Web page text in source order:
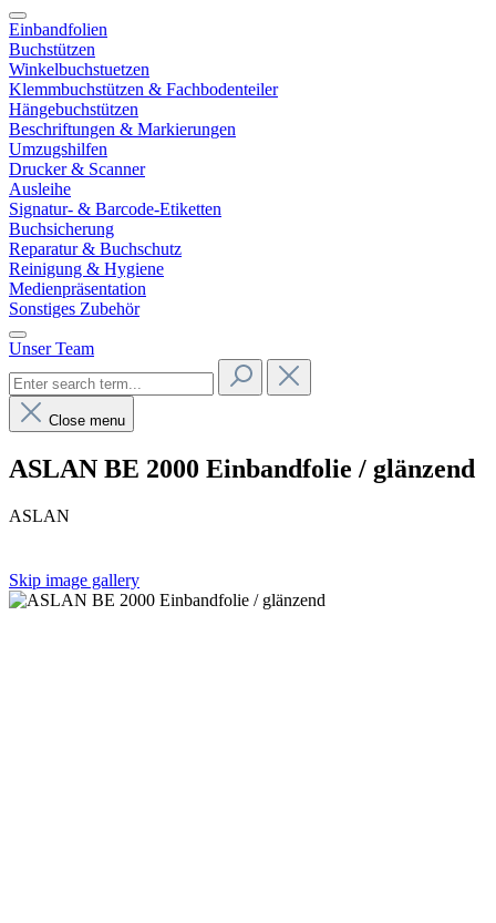
Einbandfolien
Buchstützen
Winkelbuchstuetzen
Klemmbuchstützen & Fachbodenteiler
Hängebuchstützen
Beschriftungen & Markierungen
Umzugshilfen
Drucker & Scanner
Ausleihe
Signatur- & Barcode-Etiketten
Buchsicherung
Reparatur & Buchschutz
Reinigung & Hygiene
Medienpräsentation
Sonstiges Zubehör
Unser Team
Close menu
ASLAN BE 2000 Einbandfolie / glänzend
ASLAN
Skip image gallery